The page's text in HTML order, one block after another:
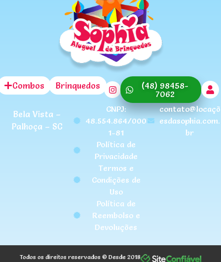
Combos Brinquedos
(48) 98458-
7062
Bela Vista –
Palhoça – SC
CNPJ:
48.554.864/000
1-81
Política de
Privacidade
Termos e
Condições de
Uso
Política de
Reembolso e
Devoluções
contato@locaçõ
esdasophia.com.
br
Todos os direitos reservados © Desde 2018